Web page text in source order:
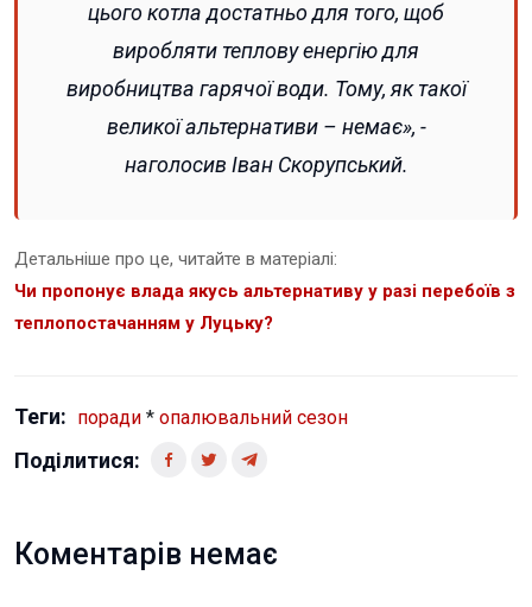
цього котла достатньо для того, щоб
виробляти теплову енергію для
виробництва гарячої води. Тому, як такої
великої альтернативи – немає», -
наголосив Іван Скорупський.
Детальніше про це, читайте в матеріалі:
Чи пропонує влада якусь альтернативу у разі перебоїв з
теплопостачанням у Луцьку?
Теги: поради * опалювальний сезон
Поділитися:
Коментарів немає